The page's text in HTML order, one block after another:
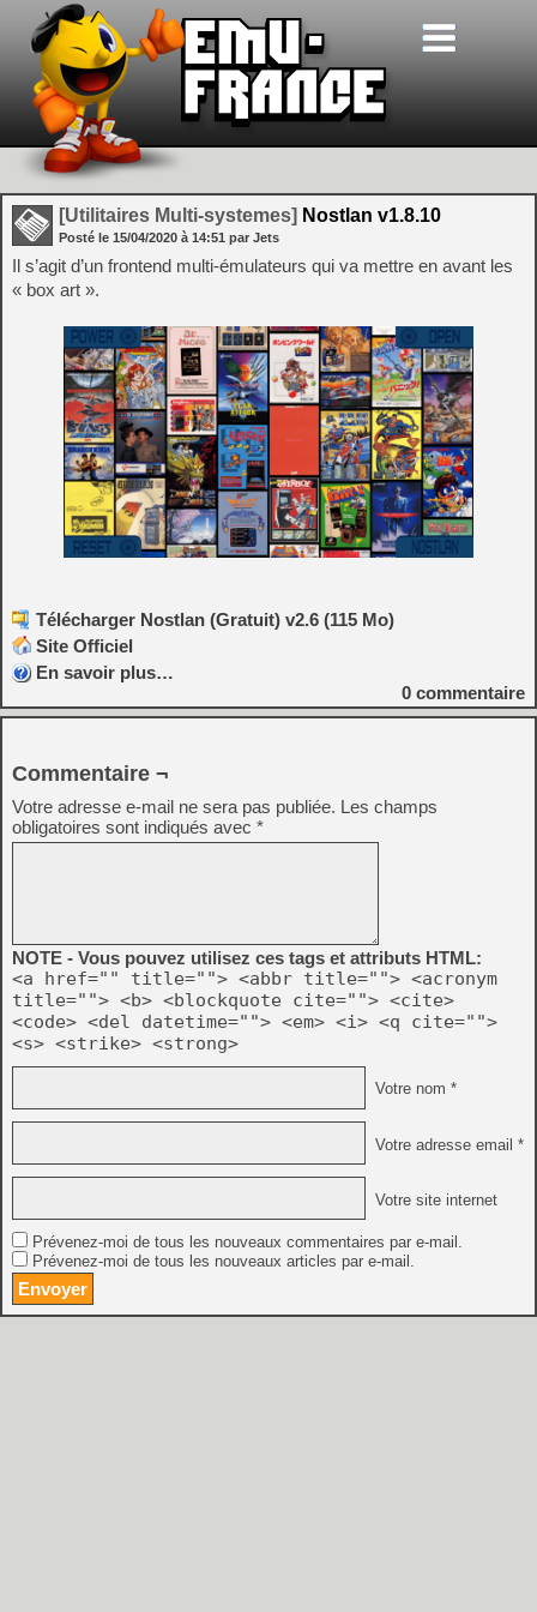
[Utilitaires Multi-systemes] Nostlan v1.8.10
Posté le 15/04/2020 à 14:51 par Jets
Il s’agit d’un frontend multi-émulateurs qui va mettre en avant les
« box art ».
Télécharger Nostlan (Gratuit) v2.6 (115 Mo)
Site Officiel
En savoir plus…
0 commentaire
Commentaire ¬
Votre adresse e-mail ne sera pas publiée. Les champs
obligatoires sont indiqués avec *
NOTE - Vous pouvez utilisez ces tags et attributs HTML:
<a href="" title=""> <abbr title=""> <acronym
title=""> <b> <blockquote cite=""> <cite>
<code> <del datetime=""> <em> <i> <q cite="">
<s> <strike> <strong>
Votre nom *
Votre adresse email *
Votre site internet
Prévenez-moi de tous les nouveaux commentaires par e-mail.
Prévenez-moi de tous les nouveaux articles par e-mail.